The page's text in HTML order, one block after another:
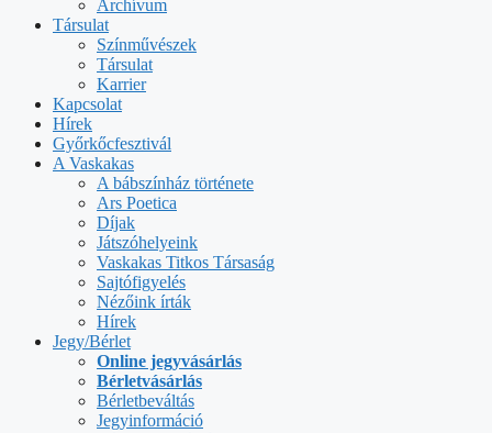
Archívum
Társulat
Színművészek
Társulat
Karrier
Kapcsolat
Hírek
Győrkőcfesztivál
A Vaskakas
A bábszínház története
Ars Poetica
Díjak
Játszóhelyeink
Vaskakas Titkos Társaság
Sajtófigyelés
Nézőink írták
Hírek
Jegy/Bérlet
Online jegyvásárlás
Bérletvásárlás
Bérletbeváltás
Jegyinformáció